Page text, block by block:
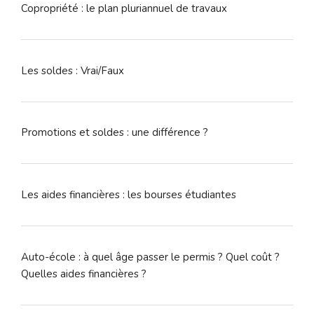
Copropriété : le plan pluriannuel de travaux
Les soldes : Vrai/Faux
Promotions et soldes : une différence ?
Les aides financières : les bourses étudiantes
Auto-école : à quel âge passer le permis ? Quel coût ?
Quelles aides financières ?